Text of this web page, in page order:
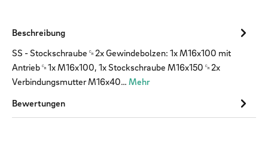
Beschreibung
SS - Stockschraube␍2x Gewindebolzen: 1x M16x100 mit
Antrieb␍1x M16x100, 1x Stockschraube M16x150␍2x
Verbindungsmutter M16x40… Mehr
Bewertungen